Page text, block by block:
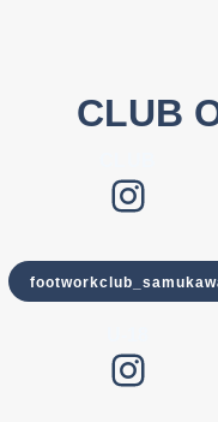
CLUB
Instagram
Instagram